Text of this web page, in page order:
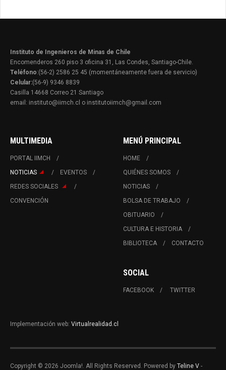
Instituto de Ingenieros de Minas de Chile
Encomenderos 260 piso 3 oficina 31, Las Condes, Santiago-Chile.
Teléfono:(56-2) 2586 25 45 (momentáneamente fuera de servicio)
Celular:(56-9) 9346 8839
Casilla 14668 Correo 21 Santiago
email: instituto@iimch.cl o institutoiimch@gmail.com
MULTIMEDIA
PORTAL IIMCH
NOTICIAS
EVENTOS
REDES SOCIALES
CONVENCIÓN
MENÚ PRINCIPAL
HOME
QUIÉNES SOMOS
NOTICIAS
BOLSA DE TRABAJO
OBITUARIO
CULTURA E HISTORIA
BIBLIOTECA
CONTACTO
SOCIAL
FACEBOOK TWITTER
Implementación web: Virtualrealidad.cl
Copyright © 2026 Joomla!. All Rights Reserved. Powered by Teline V -